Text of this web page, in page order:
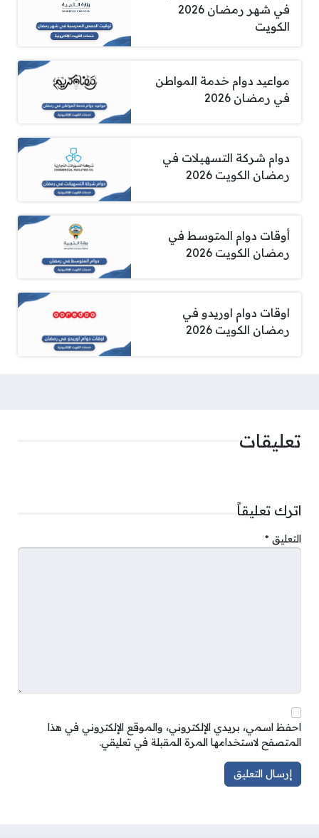
في شهر رمضان 2026
الكويت
مواعيد دوام خدمة المواطن
في رمضان 2026
دوام شركة التسهيلات في
رمضان الكويت 2026
أوقات دوام المتوسط في
رمضان الكويت 2026
اوقات دوام اوريدو في
رمضان الكويت 2026
تعليقات
اترك تعليقاً
التعليق *
احفظ اسمي، بريدي الإلكتروني، والموقع الإلكتروني في هذا
المتصفح لاستخدامها المرة المقبلة في تعليقي.